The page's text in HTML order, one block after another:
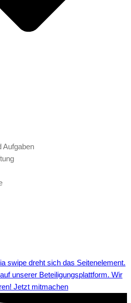
Aufgaben
unserer Beteiligungsplattform. Wir
Jetzt mitmachen